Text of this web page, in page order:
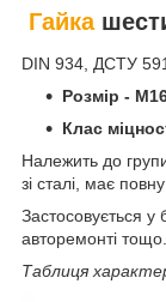
Гайка
DIN 934, ДСТУ
Розмір -
Клас
Належить до
зі сталі, має
Застосовується у
авторемонті тощо.
Таблиця